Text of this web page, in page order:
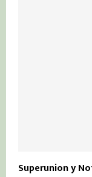
Superunion y